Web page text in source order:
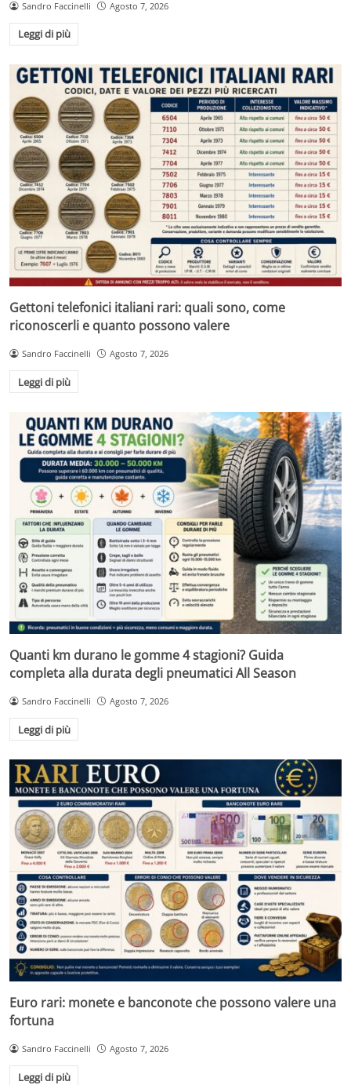
Sandro Faccinelli Agosto 7, 2026
Leggi di più
Gettoni telefonici italiani rari: quali sono, come
riconoscerli e quanto possono valere
Sandro Faccinelli Agosto 7, 2026
Leggi di più
Quanti km durano le gomme 4 stagioni? Guida
completa alla durata degli pneumatici All Season
Sandro Faccinelli Agosto 7, 2026
Leggi di più
Euro rari: monete e banconote che possono valere una
fortuna
Sandro Faccinelli Agosto 7, 2026
Leggi di più